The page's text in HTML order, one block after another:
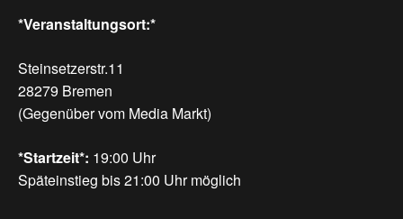
*Veranstaltungsort:*
Steinsetzerstr.11
28279 Bremen
(Gegenüber vom Media Markt)
*Startzeit*: 19:00 Uhr
Späteinstieg bis 21:00 Uhr möglich